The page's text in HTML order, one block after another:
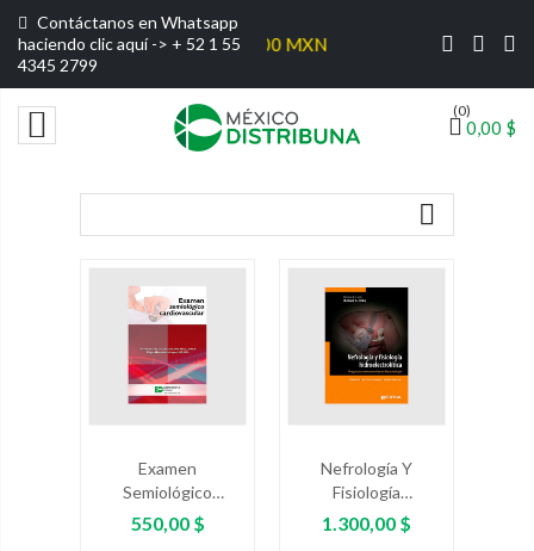
Contáctanos en Whatsapp
haciendo clic aquí -> + 52 1 55
4345 2799
por compras superiores a $1000 MXN
 0,00 $
(0)

Examen
Semiológico
Cardiovascular
Precio
550,00 $
Nefrología Y
Fisiología
Hidroeléctrica.
Preguntas Y
Precio
1.300,00 $